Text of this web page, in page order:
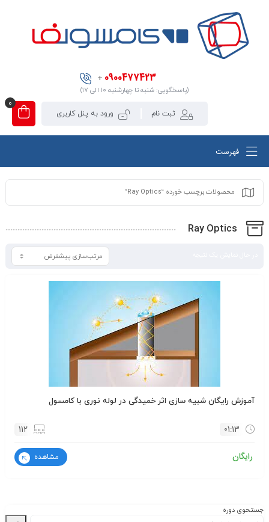
0900477423
+
(پاسخگویی: شنبه تا چهارشنبه ۱۰ الی ۱۷)
ثبت نام ورود به پنل کاربری
0
فهرست
محصولات برچسب خورده “Ray Optics”
Ray Optics
آموزش رایگان شبیه سازی اثر خمیدگی در لوله نوری با کامسول
01:13
112
رایگان مشاهده
جستحوی دوره